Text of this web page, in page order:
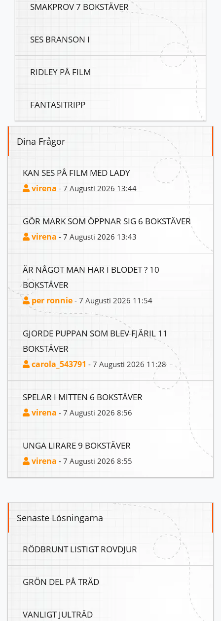
SMAKPROV 7 BOKSTÄVER
SES BRANSON I
RIDLEY PÅ FILM
FANTASITRIPP
Dina Frågor
KAN SES PÅ FILM MED LADY
virena - 7 Augusti 2026 13:44
GÖR MARK SOM ÖPPNAR SIG 6 BOKSTÄVER
virena - 7 Augusti 2026 13:43
ÄR NÅGOT MAN HAR I BLODET ? 10
BOKSTÄVER
per ronnie - 7 Augusti 2026 11:54
GJORDE PUPPAN SOM BLEV FJÄRIL 11
BOKSTÄVER
carola_543791 - 7 Augusti 2026 11:28
SPELAR I MITTEN 6 BOKSTÄVER
virena - 7 Augusti 2026 8:56
UNGA LIRARE 9 BOKSTÄVER
virena - 7 Augusti 2026 8:55
Senaste Lösningarna
RÖDBRUNT LISTIGT ROVDJUR
GRÖN DEL PÅ TRÄD
VANLIGT JULTRÄD